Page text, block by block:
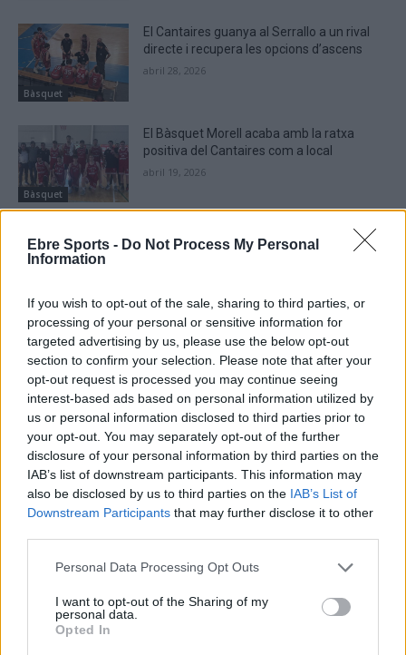
Ebre Sports - Do Not Process My Personal
Information
If you wish to opt-out of the sale, sharing to third parties, or
processing of your personal or sensitive information for
targeted advertising by us, please use the below opt-out
section to confirm your selection. Please note that after your
opt-out request is processed you may continue seeing
interest-based ads based on personal information utilized by
us or personal information disclosed to third parties prior to
your opt-out. You may separately opt-out of the further
disclosure of your personal information by third parties on the
IAB’s list of downstream participants. This information may
also be disclosed by us to third parties on the IAB’s List of
Downstream Participants that may further disclose it to other
Personal Data Processing Opt Outs
I want to opt-out of the Sharing of my
personal data.
Opted In
Bàsquet
El Cantaires guanya al Serrallo a un rival
directe i recupera les opcions d’ascens
abril 28, 2026
Bàsquet
El Bàsquet Morell acaba amb la ratxa
positiva del Cantaires com a local
abril 19, 2026
DEIXA UNA RESPOSTA
Comentari: